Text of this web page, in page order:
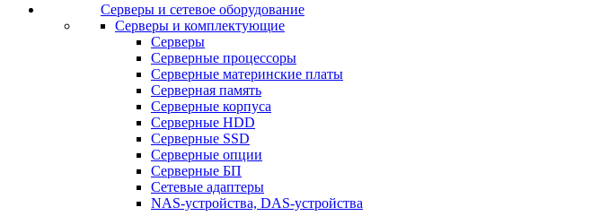
Серверы и сетевое оборудование
Серверы и комплектующие
Серверы
Серверные процессоры
Серверные материнские платы
Серверная память
Серверные корпуса
Серверные HDD
Серверные SSD
Серверные опции
Серверные БП
Сетевые адаптеры
NAS-устройства, DAS-устройства